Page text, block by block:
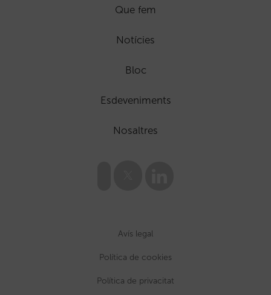
Que fem
Notícies
Bloc
Esdeveniments
Nosaltres
Avís legal
Política de cookies
Política de privacitat